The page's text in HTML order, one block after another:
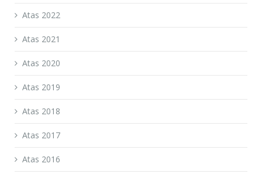
Atas 2022
Atas 2021
Atas 2020
Atas 2019
Atas 2018
Atas 2017
Atas 2016